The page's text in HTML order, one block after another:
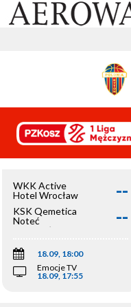
WKK Active
Hotel Wrocław
--
KSK Qemetica
Noteć
Inowrocław
--
18.09, 18:00
Emocje TV
18.09, 17:55